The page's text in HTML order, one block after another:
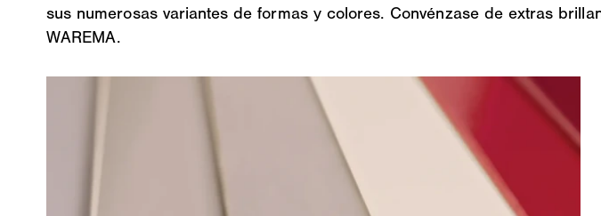
sus numerosas variantes de formas y colores. Convénzase de extras
WAREMA.